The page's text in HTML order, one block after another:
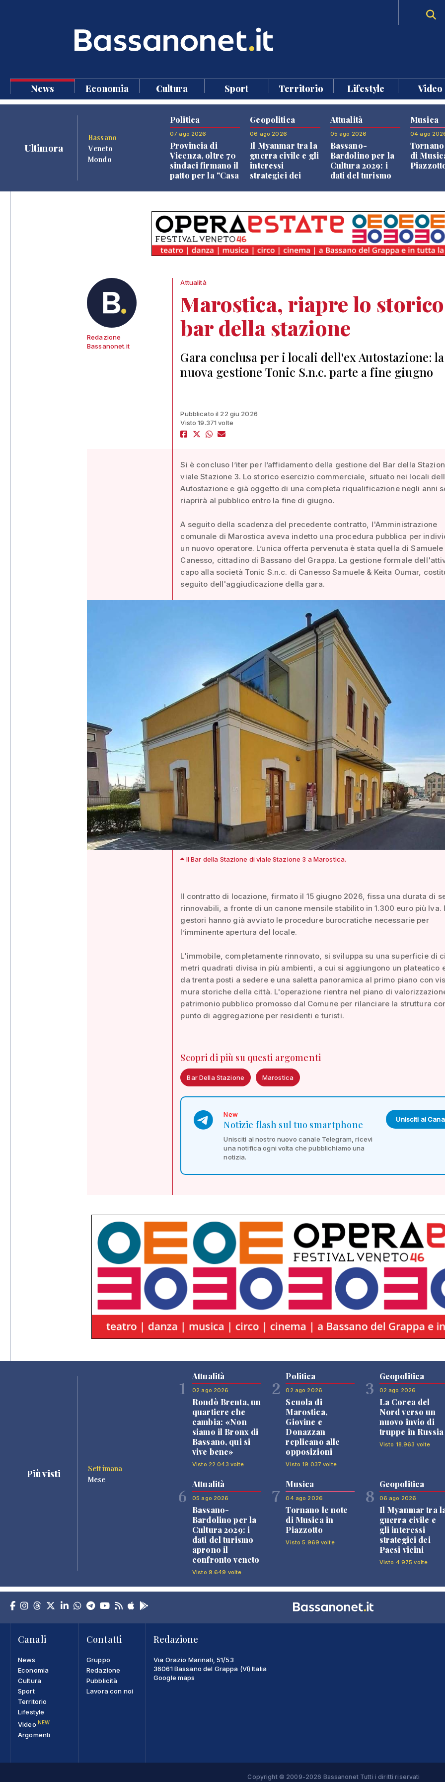
News Economia Cultura Sport Territorio Lifestyle Video
Ultimora
Bassano
Veneto
Mondo
Politica
07 ago 2026
Provincia di
Vicenza, oltre 70
sindaci firmano il
patto per la "Casa
Geopolitica
06 ago 2026
Il Myanmar tra la
guerra civile e gli
interessi
strategici dei
Attualità
05 ago 2026
Bassano-
Bardolino per la
Cultura 2029: i
dati del turismo
Musica
04 ago
di
Redazione
Bassanonet.it
Attualità
Marostica, riapre lo storico
bar della stazione
Gara conclusa per i locali dell'ex Autostazione: la
nuova gestione Tonic S.n.c. parte a fine giugno
Pubblicato il 22 giu 2026
Visto 19.371 volte
Si è concluso l’iter per l’affidamento della gestione del Bar della
viale Stazione 3. Lo storico esercizio commerciale, situato nei locali
Autostazione e già oggetto di una completa riqualificazione negli anni
riaprirà al pubblico entro la fine di giugno.
A seguito della scadenza del precedente contratto, l'Amministrazione
comunale di Marostica aveva indetto una procedura pubblica per
un nuovo operatore. L’unica offerta pervenuta è stata quella di Samuele
Canesso, cittadino di Bassano del Grappa. La gestione formale
capo alla società Tonic S.n.c. di Canesso Samuele & Keita Oumar,
seguito dell'aggiudicazione della gara.
Il Bar della Stazione di viale Stazione 3 a Marostica.
Il contratto di locazione, firmato il 15 giugno 2026, fissa una durata di
rinnovabili, a fronte di un canone mensile stabilito in 1.300 euro più Iva.
gestori hanno già avviato le procedure burocratiche necessarie per
l’imminente apertura del locale.
L'immobile, completamente rinnovato, si sviluppa su una superficie di
metri quadrati divisa in più ambienti, a cui si aggiungono un plateatico
da trenta posti a sedere e una saletta panoramica al primo piano con
mura storiche della città. L'operazione rientra nel piano di
patrimonio pubblico promosso dal Comune per rilanciare la struttura
punto di aggregazione per residenti e turisti.
Scopri di più su questi argomenti
Bar Della Stazione Marostica
New
Notizie flash sul tuo smartphone
Unisciti al nostro nuovo canale Telegram, ricevi
una notifica ogni volta che pubblichiamo una
notizia.
Unisciti al
Più visti
Settimana
Mese
1
Attualità
02 ago 2026
Rondò Brenta, un
quartiere che
cambia: «Non
siamo il Bronx di
Bassano, qui si
vive bene»
Visto 22.043 volte
2
Politica
02 ago 2026
Scuola di
Marostica,
Giovine e
Donazzan
replicano alle
opposizioni
Visto 19.037 volte
3
Geopolitica
02 ago 2026
La Corea del
Nord verso un
nuovo invio di
truppe in Russia
Visto 18.963 volte
6
Attualità
05 ago 2026
Bassano-
Bardolino per la
Cultura 2029: i
dati del turismo
aprono il
confronto veneto
Visto 9.649 volte
7
Musica
04 ago 2026
Tornano le note
di Musica in
Piazzotto
Visto 5.969 volte
8
Geopolitica
06 ago 2026
Il Myanmar tra
guerra civile e
gli interessi
strategici dei
Paesi vicini
Visto 4.975 volte
Canali
News
Economia
Cultura
Sport
Territorio
Lifestyle
Video NEW
Argomenti
Contatti
Gruppo
Redazione
Pubblicità
Lavora con noi
Redazione
Via Orazio Marinali, 51/53
36061 Bassano del Grappa (VI) Italia
Google maps
Copyright © 2009-2026 Bassanonet Tutti i diritti riservati